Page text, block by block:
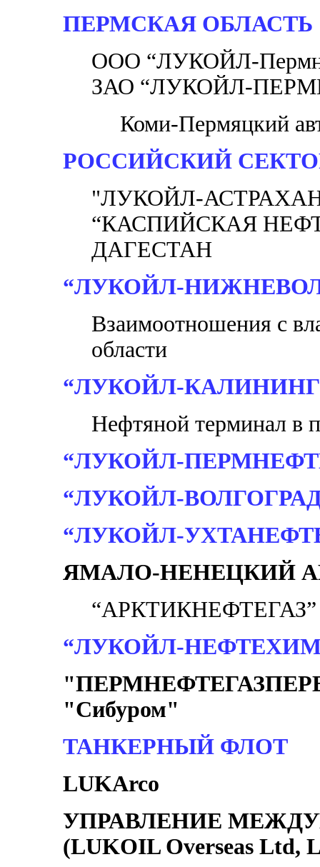
ПЕРМСКАЯ ОБЛАСТЬ
ООО “ЛУКОЙЛ-
ЗАО “ЛУКОЙЛ-
Коми-Пермяцкий
РОССИЙСКИЙ
"ЛУКОЙЛ-
“КАСПИЙСКАЯ
ДАГЕСТАН
“ЛУКОЙЛ-
Взаимоотношения с
области
“ЛУКОЙЛ-
Нефтяной терминал в
“ЛУКОЙЛ-
“ЛУКОЙЛ-
“ЛУКОЙЛ-
ЯМАЛО-НЕНЕЦКИЙ
“АРКТИКНЕФТЕГАЗ”
“ЛУКОЙЛ-
"Сибуром"
ТАНКЕРНЫЙ ФЛОТ
LUKArco
УПРАВЛЕНИЕ
(LUKOIL Overseas Ltd,